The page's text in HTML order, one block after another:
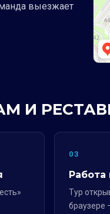
выезжает
И
03
Тур
браузере